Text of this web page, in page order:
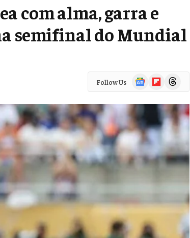
com alma, garra e
semifinal do Mundial
Follow Us
Google
News
FlipboardThreads